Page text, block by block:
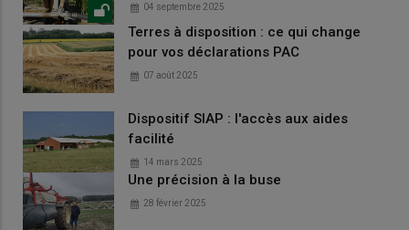
04 septembre 2025
Terres à disposition : ce qui change
pour vos déclarations PAC
07 août 2025
Dispositif SIAP : l'accès aux aides
facilité
14 mars 2025
Une précision à la buse
28 février 2025